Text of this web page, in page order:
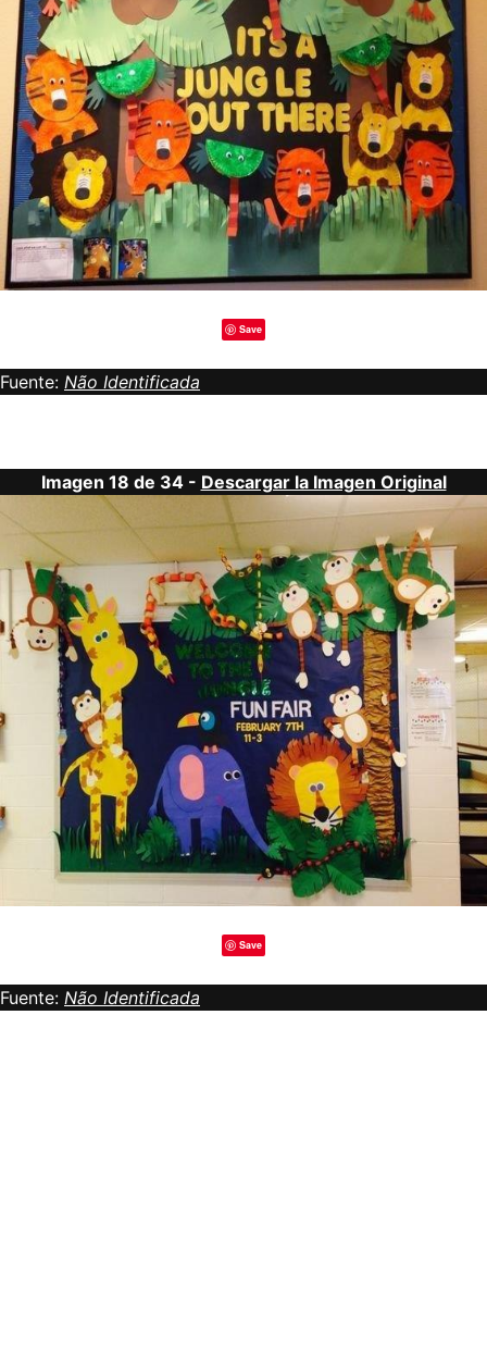
Save
Fuente: Não Identificada
Imagen 18 de 34 - Descargar la Imagen Original
Save
Fuente: Não Identificada